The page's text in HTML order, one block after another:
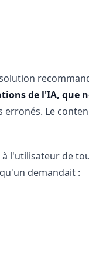
de l'IA, que
erronés. Le
l'utilisateur de
demandait :